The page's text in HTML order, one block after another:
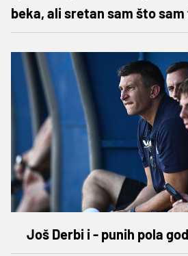
beka, ali sretan sam što sam
Još Derbi i - punih pola